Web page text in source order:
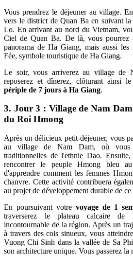
Vous prendrez le déjeuner au village.
vers le district de Quan Ba en suivant
Lo. En arrivant au nord du Vietnam,
Ciel de Quan Ba. De là, vous pourrez
panorama de Ha Giang, mais aussi les
Fée, symbole touristique de Ha Giang.
Le soir, vous arriverez au village de
reposerez et dînerez, clôturant ainsi
périple de 7 jours à Ha Giang.
3. Jour 3 : Village de Nam
du Roi Hmong
Après un délicieux petit-déjeuner, vous
au village de Nam Dam, où vous
traditionnelles de l'ethnie Dao.
rencontrer le peuple Hmong bleu
d'apprendre comment les femmes
chanvre. Cette activité contribuera
au projet de développement durable de
En poursuivant votre voyage de 1
traverserez le plateau calcaire
incontournable de la région. Après un
à travers des cols sinueux, vous
Vuong Chi Sinh dans la vallée de Sa
son architecture unique. Vous passerez la